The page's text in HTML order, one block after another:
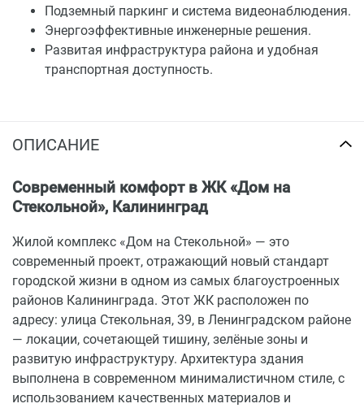
Подземный паркинг и система видеонаблюдения.
Энергоэффективные инженерные решения.
Развитая инфраструктура района и удобная
транспортная доступность.
ОПИСАНИЕ
Современный комфорт в ЖК «Дом на
Стекольной», Калининград
Жилой комплекс «Дом на Стекольной» — это
современный проект, отражающий новый стандарт
городской жизни в одном из самых благоустроенных
районов Калининграда. Этот ЖК расположен по
адресу: улица Стекольная, 39, в Ленинградском районе
— локации, сочетающей тишину, зелёные зоны и
развитую инфраструктуру. Архитектура здания
выполнена в современном минималистичном стиле, с
использованием качественных материалов и